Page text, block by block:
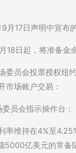
17日声明中宣布
日起，将准备金
委员会投票授权纽
市场账户交易：
员会指示操作台：
率维持在4%至
5000亿美元的常备